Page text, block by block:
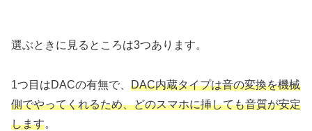
選ぶときに見るところは3つあります。
1つ目はDACの有無で、 DAC内蔵タイプは音の変換を機械
側でやってくれるため、どのスマホに挿しても音質が安定
します。